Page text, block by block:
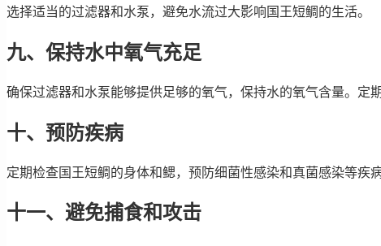
选择适当的过滤器和水泵，避免水流过大影响国王短鲷的生活。
九、保持水中氧气充足
确保过滤器和水泵能够提供足够的氧气，保持水的氧气含量。定
十、预防疾病
定期检查国王短鲷的身体和鳃，预防细菌性感染和真菌感染等疾病
十一、避免捕食和攻击